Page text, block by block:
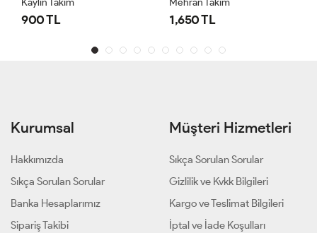
900 TL 1,650 TL
Kurumsal
Hakkımızda
Sıkça Sorulan Sorular
Banka Hesaplarımız
Sipariş Takibi
Müşteri Hizmetleri
Sıkça Sorulan Sorular
Gizlilik ve Kvkk Bilgileri
Kargo ve Teslimat Bilgileri
İptal ve İade Koşulları